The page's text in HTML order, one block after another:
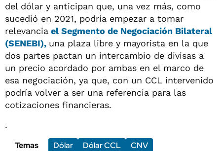
del dólar y anticipan que, una vez más, como
sucedió en 2021, podría empezar a tomar
relevancia el Segmento de Negociación Bilateral
(SENEBI), una plaza libre y mayorista en la que
dos partes pactan un intercambio de divisas a
un precio acordado por ambas en el marco de
esa negociación, ya que, con un CCL intervenido
podría volver a ser una referencia para las
cotizaciones financieras.
.
Temas
Dólar Dólar CCL
CNV